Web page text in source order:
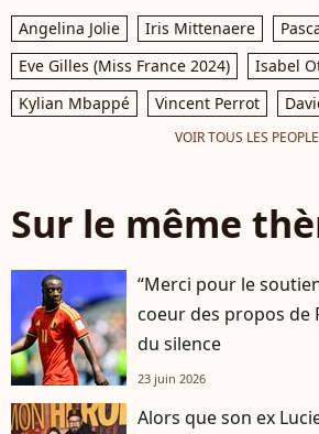
Angelina Jolie Iris Mittenaere
Eve Gilles (Miss France 2024)
Isabel
Kylian Mbappé
Vincent Perrot
VOIR TOUS LES PEOPLE
Sur le même
“Merci pour le
coeur des propos de
du silence
23 juin 2026
Alors que son ex